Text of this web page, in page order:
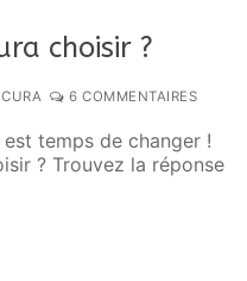
choisir ?
CURA 6 COMMENTAIRES
temps de changer !
? Trouvez la réponse